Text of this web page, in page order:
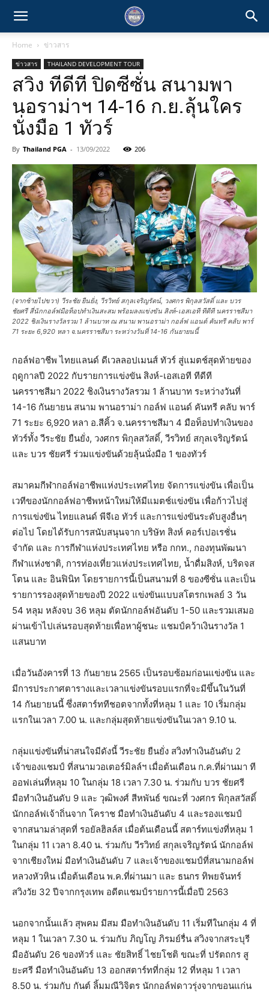
Home ข่าวสาร
ข่าวสาร THAILAND DEVELOPMENT TOUR
สวิง ทีดีที ปิดซีซั่น สนามพา
นอราม่าฯ 14-16 ก.ย.ลุ้นใคร
นั่งมือ 1 ทัวร์
By Thailand PGA - 13/09/2022 206
(จากซ้ายไปขวา) วีระชัย ยืนยั่ง, วีรวิทย์ สกุลเจริญรัตน์, วงศกร พิกุลสวัสดิ์​ และ บวร
ชัยศรี สี่นักกอล์ฟมือท็อปทำเงินสะสม พร้อมลงแข่งขัน สิงห์-เอสเอที ทีดีที นครราชสีมา
2022 ชิงเงินรางวัลรวม 1 ล้านบาท ณ สนาม พานอราม่า กอล์ฟ แอนด์ คันทรี คลับ พาร์
71 ระยะ 6,920 หลา จ.นครราชสีมา ระหว่างวันที่ 14-16 กันยายนนี้
กอล์ฟอาชีพ ไทยแลนด์ ดีเวลลอปเมนส์ ทัวร์ สู่แมตช์สุดท้ายของ
ฤดูกาลปี 2022 กับรายการแข่งขัน สิงห์-เอสเอที ทีดีที
นครราชสีมา 2022 ชิงเงินรางวัลรวม 1 ล้านบาท ระหว่างวันที่
14-16 กันยายน สนาม พานอราม่า กอล์ฟ แอนด์ คันทรี คลับ พาร์
71 ระยะ 6,920 หลา อ.สีคิ้ว จ.นครราชสีมา 4 มือท็อปทำเงินของ
ทัวร์ทั้ง วีระชัย ยืนยั่ง, วงศกร พิกุลสวัสดิ์​, วีรวิทย์ สกุลเจริญรัตน์
และ บวร ชัยศรี ร่วมแข่งขันด้วยลุ้นนั่งมือ 1 ของทัวร์
สมาคมกีฬากอล์ฟอาชีพแห่งประเทศไทย จัดการแข่งขัน เพื่อเป็น
เวทีของนักกอล์ฟอาชีพหน้าใหม่ให้มีแมตช์แข่งขัน เพื่อก้าวไปสู่
การแข่งขัน ไทยแลนด์ พีจีเอ ทัวร์ และการแข่งขันระดับสูงอื่นๆ
ต่อไป โดยได้รับการสนับสนุนจาก บริษัท สิงห์ คอร์เปอเรชั่น
จำกัด และ การกีฬาแห่งประเทศไทย หรือ กกท., กองทุนพัฒนา
กีฬาแห่งชาติ, การท่องเที่ยวแห่งประเทศไทย, น้ำดื่มสิงห์, บริดจส
โตน และ อินฟินิท โดยรายการนี้เป็นสนามที่ 8 ของซีซั่น และเป็น
รายการรองสุดท้ายของปี 2022 แข่งขันแบบสโตรกเพลย์ 3 วัน
54 หลุม หลังจบ 36 หลุม ตัดนักกอล์ฟอันดับ 1-50 และรวมเสมอ
ผ่านเข้าไปเล่นรอบสุดท้ายเพื่อหาผู้ชนะ แชมป์คว้าเงินรางวัล 1
แสนบาท
เมื่อวันอังคารที่ 13 กันยายน 2565 เป็นรอบซ้อมก่อนแข่งขัน และ
มีการประกาศตารางและเวลาแข่งขันรอบแรกที่จะมีขึ้นในวันที่
14 กันยายนนี้ ซึ่งสตาร์ททีชอตจากทั้งที่หลุม 1 และ 10 เริ่มกลุ่ม
แรกในเวลา 7.00 น. และกลุ่มสุดท้ายแข่งขันในเวลา 9.10 น.
กลุ่มแข่งขันที่น่าสนใจมีดังนี้ วีระชัย ยืนยั่ง สวิงทำเงินอันดับ 2
เจ้าของแชมป์ ที่สนามวอเตอร์มิลล์ฯ เมื่อต้นเดือน ก.ค.ที่ผ่านมา ที
ออฟเล่นที่หลุม 10 ในกลุ่ม 18 เวลา 7.30 น. ร่วมกับ บวร ชัยศรี
มือทำเงินอันดับ 9 และ วุฒิพงศ์​ สีหพันธ์ ขณะที่ วงศกร พิกุลสวัสดิ์​
นักกอล์ฟเจ้าถิ่นจาก โคราช มือทำเงินอันดับ 4 และรองแชมป์
จากสนามล่าสุดที่ รอยัลฮิลล์ส เมื่อต้นเดือนนี้ สตาร์ทแข่งที่หลุม 1
ในกลุ่ม 11 เวลา 8.40 น. ร่วมกับ วีรวิทย์ สกุลเจริญรัตน์ นักกอล์ฟ
จากเชียงใหม่ มือทำเงินอันดับ 7 และเจ้าของแชมป์ที่สนามกอล์ฟ
หลวงหัวหิน เมื่อต้นเดือน พ.ค.ที่ผ่านมา และ ธนกร ทิพยจันทร์
สวิงวัย 32 ปีจากกรุงเทพ อดีตแชมป์รายการนี้เมื่อปี 2563
นอกจากนั้นแล้ว สุพคม มีสม มือทำเงินอันดับ 11 เริ่มทีในกลุ่ม 4 ที่
หลุม 1 ในเวลา 7.30 น. ร่วมกับ ภิญโญ ภิรมย์รื่น สวิงจากสระบุรี
มืออันดับ 26 ของทัวร์ และ ชัยสิทธิ์ ไชยโชติ ขณะที่ ปรัตถกร สู
ยะศรี มือทำเงินอันดับ 13 ออกสตาร์ทที่กลุ่ม 12 ที่หลุม 1 เวลา
8.50 น. ร่วมกับ กันต์ ลิ้มมณีวิจิตร นักกอล์ฟดาวรุ่งจากขอนแก่น